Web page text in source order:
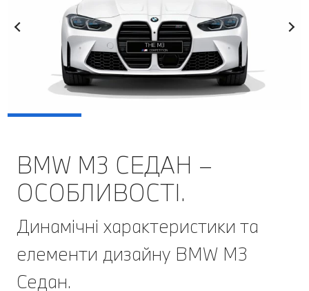
BMW M3 СЕДАН –
ОСОБЛИВОСТІ.
Динамічні характеристики та
елементи дизайну BMW M3
Седан.